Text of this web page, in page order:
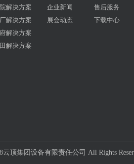
解决方案
解决方案
解决方案
解决方案
企业新闻
展会动态
售后服务
下载中心
顶集团设备有限责任公司 All Rights